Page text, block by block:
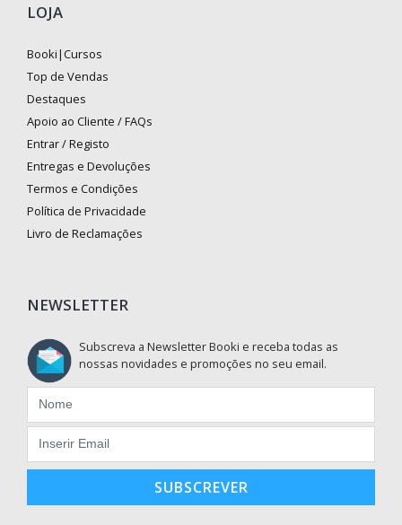
LOJA
Booki|Cursos
Top de Vendas
Destaques
Apoio ao Cliente / FAQs
Entrar / Registo
Entregas e Devoluções
Termos e Condições
Política de Privacidade
Livro de Reclamações
NEWSLETTER
Subscreva a Newsletter Booki e receba todas as
nossas novidades e promoções no seu email.
SUBSCREVER